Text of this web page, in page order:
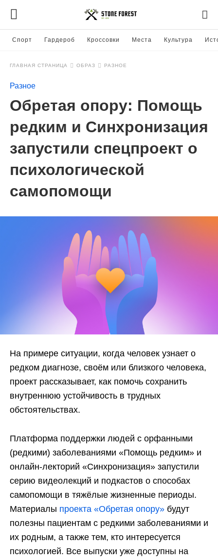
Спорт Гардероб Кроссовки Места Культура
ГЛАВНАЯ СТРАНИЦА ОБРАЗ РАЗНОЕ
Разное
Обретая опору: Помощь
редким и Синхронизация
запустили спецпроект о
психологической
самопомощи
На примере ситуации, когда человек узнает о
редком диагнозе, своём или близкого человека,
проект рассказывает, как помочь сохранить
внутреннюю устойчивость в трудных
обстоятельствах.
Платформа поддержки людей с орфанными
(редкими) заболеваниями «Помощь редким» и
онлайн-лекторий «Синхронизация» запустили
серию видеолекций и подкастов о способах
самопомощи в тяжёлые жизненные периоды.
Материалы проекта «Обретая опору» будут
полезны пациентам с редкими заболеваниями и
их родным, а также тем, кто интересуется
психологией. Все выпуски уже доступны на